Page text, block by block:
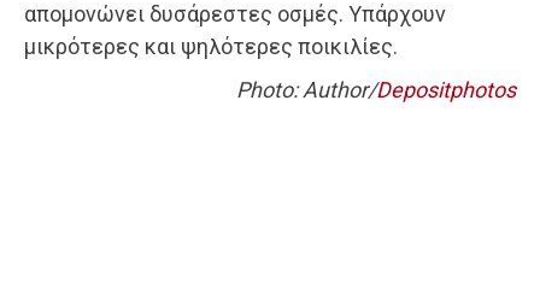
απομονώνει δυσάρεστες οσμές. Υπάρχουν
μικρότερες και ψηλότερες ποικιλίες.
Photo: Author/Depositphotos